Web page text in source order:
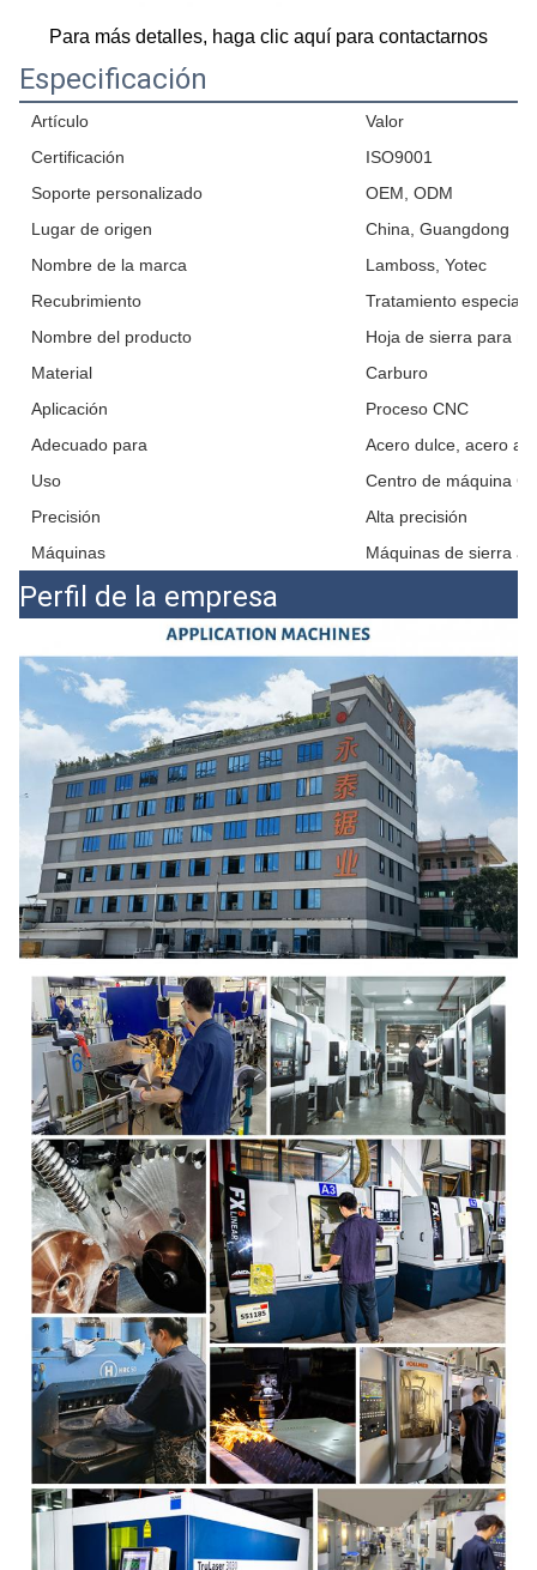
Para más detalles, haga clic aquí para contactarnos
Especificación
Artículo
Valor
Certificación
ISO9001
Soporte personalizado
OEM, ODM
Lugar de origen
China, Guangdong
Nombre de la marca
Lamboss, Yotec
Recubrimiento
Tratamiento especial
Nombre del producto
Hoja de sierra para
Material
Carburo
Aplicación
Proceso CNC
Adecuado para
Acero dulce, acero al
Uso
Centro de máquina
Precisión
Alta precisión
Máquinas
Máquinas de sierra
Perfil de la empresa